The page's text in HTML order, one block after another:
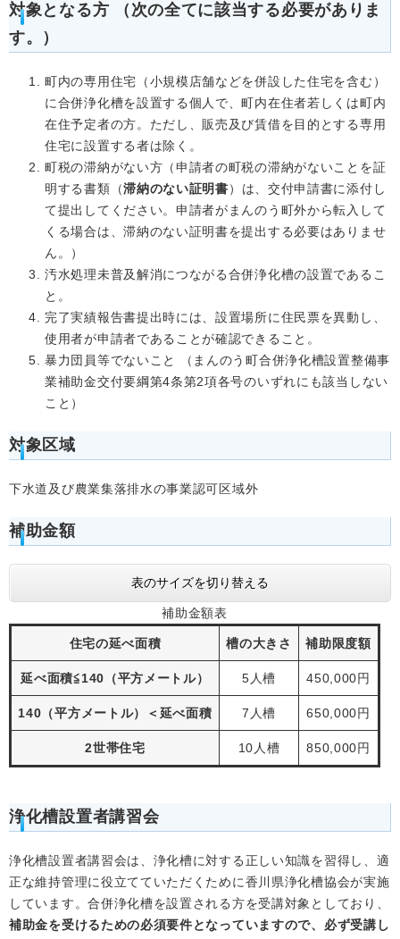
対象となる方 （次の全てに該当する必要がありま
す。）
町内の専用住宅（小規模店舗などを併設した住宅を含む）
に合併浄化槽を設置する個人で、町内在住者若しくは町内
在住予定者の方。ただし、販売及び賃借を目的とする専用
住宅に設置する者は除く。
町税の滞納がない方（申請者の町税の滞納がないことを証
明する書類（滞納のない証明書）は、交付申請書に添付し
て提出してください。申請者がまんのう町外から転入して
くる場合は、滞納のない証明書を提出する必要はありませ
ん。）
汚水処理未普及解消につながる合併浄化槽の設置であるこ
と。
完了実績報告書提出時には、設置場所に住民票を異動し、
使用者が申請者であることが確認できること。
暴力団員等でないこと （まんのう町合併浄化槽設置整備事
業補助金交付要綱第4条第2項各号のいずれにも該当しない
こと）
対象区域
下水道及び農業集落排水の事業認可区域外
補助金額
表のサイズを切り替える
補助金額表
住宅の延べ面積 槽の大きさ 補助限度額
延べ面積≦140（平方メートル） 5人槽 450,000円
140（平方メートル）＜延べ面積 7人槽 650,000円
2世帯住宅 10人槽 850,000円
浄化槽設置者講習会
浄化槽設置者講習会は、浄化槽に対する正しい知識を習得し、適
正な維持管理に役立てていただくために香川県浄化槽協会が実施
しています。合併浄化槽を設置される方を受講対象としており、
補助金を受けるための必須要件となっていますので、必ず受講し